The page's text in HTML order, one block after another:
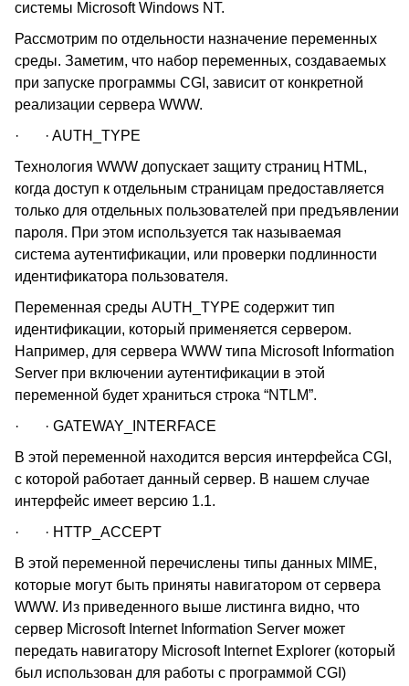
системы Microsoft Windows NT.
Рассмотрим по отдельности назначение переменных
среды. Заметим, что набор переменных, создаваемых
при запуске программы CGI, зависит от конкретной
реализации сервера WWW.
· · AUTH_TYPE
Технология WWW допускает защиту страниц HTML,
когда доступ к отдельным страницам предоставляется
только для отдельных пользователей при предъявлении
пароля. При этом используется так называемая
система аутентификации, или проверки подлинности
идентификатора пользователя.
Переменная среды AUTH_TYPE содержит тип
идентификации, который применяется сервером.
Например, для сервера WWW типа Microsoft Information
Server при включении аутентификации в этой
переменной будет храниться строка “NTLM”.
· · GATEWAY_INTERFACE
В этой переменной находится версия интерфейса CGI,
с которой работает данный сервер. В нашем случае
интерфейс имеет версию 1.1.
· · HTTP_ACCEPT
В этой переменной перечислены типы данных MIME,
которые могут быть приняты навигатором от сервера
WWW. Из приведенного выше листинга видно, что
сервер Microsoft Internet Information Server может
передать навигатору Microsoft Internet Explorer (который
был использован для работы с программой CGI)